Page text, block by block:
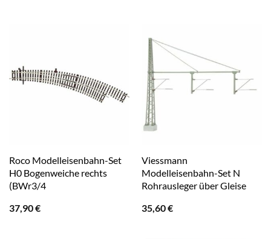
Roco Modelleisenbahn-Set
H0 Bogenweiche rechts
(BWr3/4
37,90€
Viessmann
Modelleisenbahn-Set N
Rohrausleger über Gleise
35,60€